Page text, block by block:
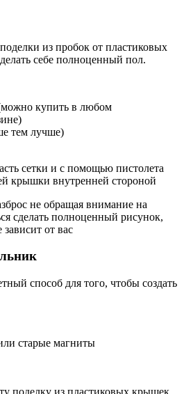
из пробок от пластиковых
себе полноценный пол.
купить в любом
тем лучше)
сетки и с помощью пистолета
крышки внутренней стороной
не обращая внимание на
сделать полноценный рисунок,
от вас
способ для того, чтобы создать
старые магниты